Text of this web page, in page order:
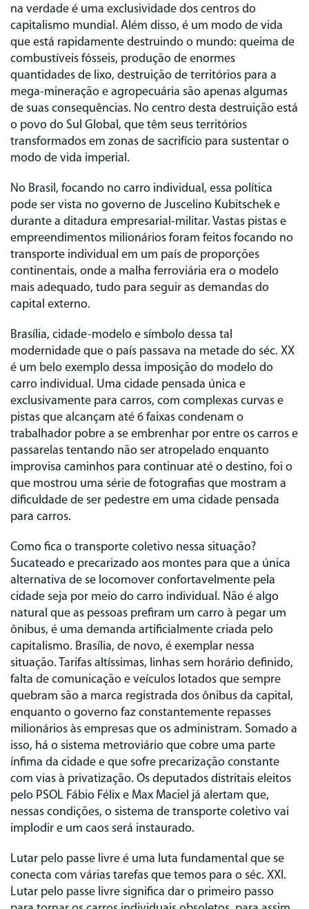
na verdade é uma exclusividade dos centros do
capitalismo mundial. Além disso, é um modo de vida
que está rapidamente destruindo o mundo: queima de
combustíveis fósseis, produção de enormes
quantidades de lixo, destruição de territórios para a
mega-mineração e agropecuária são apenas algumas
de suas consequências. No centro desta destruição está
o povo do Sul Global, que têm seus territórios
transformados em zonas de sacrifício para sustentar o
modo de vida imperial.
No Brasil, focando no carro individual, essa política
pode ser vista no governo de Juscelino Kubitschek e
durante a ditadura empresarial-militar. Vastas pistas e
empreendimentos milionários foram feitos focando no
transporte individual em um país de proporções
continentais, onde a malha ferroviária era o modelo
mais adequado, tudo para seguir as demandas do
capital externo.
Brasília, cidade-modelo e símbolo dessa tal
modernidade que o país passava na metade do séc. XX
é um belo exemplo dessa imposição do modelo do
carro individual. Uma cidade pensada única e
exclusivamente para carros, com complexas curvas e
pistas que alcançam até 6 faixas condenam o
trabalhador pobre a se embrenhar por entre os carros e
passarelas tentando não ser atropelado enquanto
improvisa caminhos para continuar até o destino, foi o
que mostrou uma série de fotografias que mostram a
dificuldade de ser pedestre em uma cidade pensada
para carros.
Como fica o transporte coletivo nessa situação?
Sucateado e precarizado aos montes para que a única
alternativa de se locomover confortavelmente pela
cidade seja por meio do carro individual. Não é algo
natural que as pessoas prefiram um carro à pegar um
ônibus, é uma demanda artificialmente criada pelo
capitalismo. Brasília, de novo, é exemplar nessa
situação. Tarifas altíssimas, linhas sem horário definido,
falta de comunicação e veículos lotados que sempre
quebram são a marca registrada dos ônibus da capital,
enquanto o governo faz constantemente repasses
milionários às empresas que os administram. Somado a
isso, há o sistema metroviário que cobre uma parte
ínfima da cidade e que sofre precarização constante
com vias à privatização. Os deputados distritais eleitos
pelo PSOL Fábio Félix e Max Maciel já alertam que,
nessas condições, o sistema de transporte coletivo vai
implodir e um caos será instaurado.
Lutar pelo passe livre é uma luta fundamental que se
conecta com várias tarefas que temos para o séc. XXI.
Lutar pelo passe livre significa dar o primeiro passo